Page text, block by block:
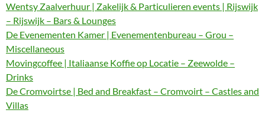
Wentsy Zaalverhuur | Zakelijk & Particulieren events | Rijswijk
– Rijswijk – Bars & Lounges
De Evenementen Kamer | Evenementenbureau – Grou –
Miscellaneous
Movingcoffee | Italiaanse Koffie op Locatie – Zeewolde –
Drinks
De Cromvoirtse | Bed and Breakfast – Cromvoirt – Castles and
Villas